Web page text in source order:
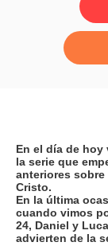
En el día de
la serie que
anteriores sobre
Cristo.
En la última
cuando vimos
24, Daniel y
advierten de la